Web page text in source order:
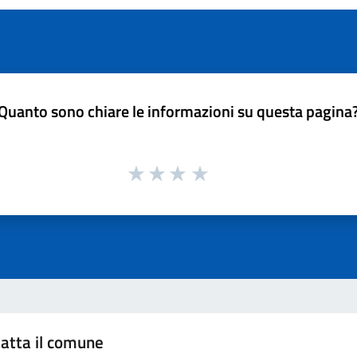
sono chiare le informazioni su questa
il comune